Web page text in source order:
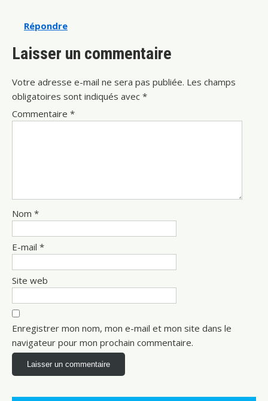
Répondre
Laisser un commentaire
Votre adresse e-mail ne sera pas publiée. Les champs
obligatoires sont indiqués avec *
Commentaire *
Nom *
E-mail *
Site web
Enregistrer mon nom, mon e-mail et mon site dans le
navigateur pour mon prochain commentaire.